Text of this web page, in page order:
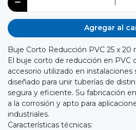
Agregar al
Buje Corto Reducción PVC 25 x 20
El buje corto de reducción en PVC
accesorio utilizado en instalaciones
diseñado para unir tuberías de
segura y eficiente. Su fabricación
a la corrosión y apto para
industriales.
Características técnicas: